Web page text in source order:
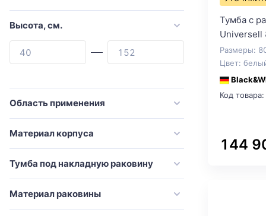
Comforty
Corozo
Damixa
Dreja
Duravit
Emco
Esbano
Evoform
Excellent
Высота, см.
Область применения
Материал корпуса
Тумба под накладную раковину
Материал раковины
Тумба с
Universell
Размеры:
Цвет:
Код
144